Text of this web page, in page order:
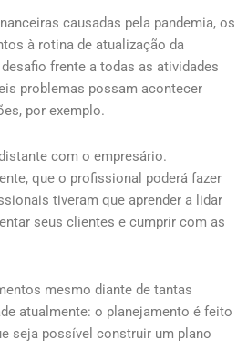
causadas pela pandemia, os
à rotina de atualização da
frente a todas as atividades
problemas possam acontecer
por exemplo.
com o empresário.
que o profissional poderá fazer
tiveram que aprender a lidar
seus clientes e cumprir com as
mesmo diante de tantas
atualmente: o planejamento é feito
seja possível construir um plano